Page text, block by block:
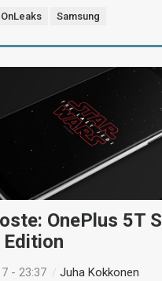
OnLeaks Samsung
OnePlus 5T
- 23:37 /Juha Kokkonen